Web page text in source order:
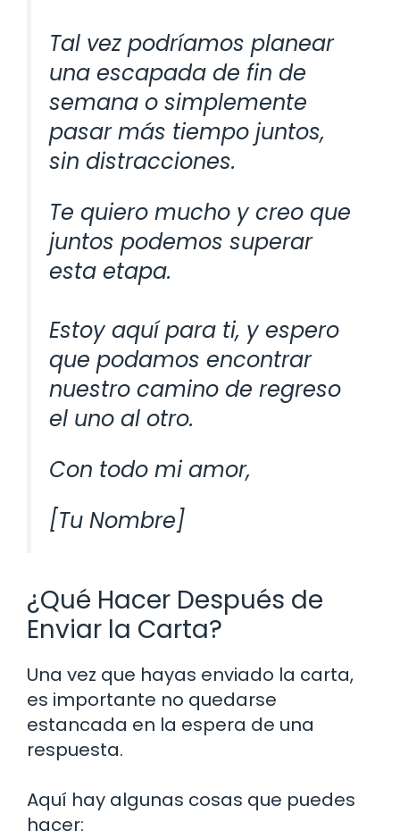
Tal vez podríamos planear
una escapada de fin de
semana o simplemente
pasar más tiempo juntos,
sin distracciones.
Te quiero mucho y creo que
juntos podemos superar
esta etapa.
Estoy aquí para ti, y espero
que podamos encontrar
nuestro camino de regreso
el uno al otro.
Con todo mi amor,
[Tu Nombre]
¿Qué Hacer Después de
Enviar la Carta?
Una vez que hayas enviado la carta,
es importante no quedarse
estancada en la espera de una
respuesta.
Aquí hay algunas cosas que puedes
hacer: